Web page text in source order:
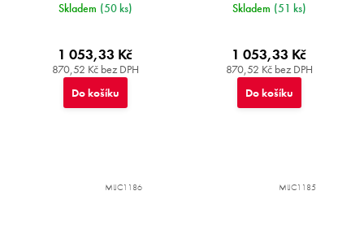
Skladem (50 ks)
870,52 Kč bez DPH
1 053,33 Kč
Do košíku
Skladem (51 ks)
870,52 Kč bez DPH
1 053,33 Kč
Do košíku
MIJC1186 MIJC1185